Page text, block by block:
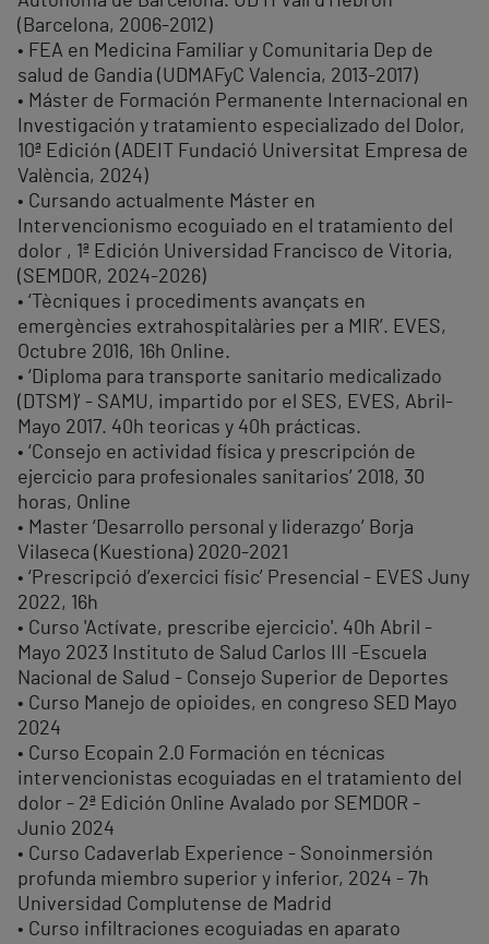
(Barcelona, 2006-2012)
• FEA en Medicina Familiar y Comunitaria Dep de
salud de Gandia (UDMAFyC Valencia, 2013-2017)
• Máster de Formación Permanente Internacional en
Investigación y tratamiento especializado del Dolor,
10ª Edición (ADEIT Fundació Universitat Empresa de
València, 2024)
• Cursando actualmente Máster en
Intervencionismo ecoguiado en el tratamiento del
dolor , 1ª Edición Universidad Francisco de Vitoria,
(SEMDOR, 2024-2026)
• ‘Tècniques i procediments avançats en
emergències extrahospitalàries per a MIR’. EVES,
Octubre 2016, 16h Online.
• ‘Diploma para transporte sanitario medicalizado
(DTSM)’ - SAMU, impartido por el SES, EVES, Abril-
Mayo 2017. 40h teoricas y 40h prácticas.
• ‘Consejo en actividad física y prescripción de
ejercicio para profesionales sanitarios’ 2018, 30
horas, Online
• Master ‘Desarrollo personal y liderazgo’ Borja
Vilaseca (Kuestiona) 2020-2021
• ‘Prescripció d’exercici físic’ Presencial - EVES Juny
2022, 16h
• Curso 'Actívate, prescribe ejercicio'. 40h Abril -
Mayo 2023 Instituto de Salud Carlos III -Escuela
Nacional de Salud - Consejo Superior de Deportes
• Curso Manejo de opioides, en congreso SED Mayo
2024
• Curso Ecopain 2.0 Formación en técnicas
intervencionistas ecoguiadas en el tratamiento del
dolor - 2ª Edición Online Avalado por SEMDOR -
Junio 2024
• Curso Cadaverlab Experience - Sonoinmersión
profunda miembro superior y inferior, 2024 - 7h
Universidad Complutense de Madrid
• Curso infiltraciones ecoguiadas en aparato